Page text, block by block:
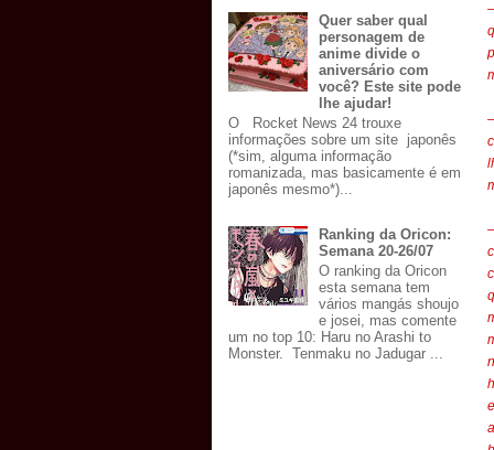
Quer saber qual
personagem de
anime divide o
aniversário com
você? Este site pode
lhe ajudar!
O Rocket News 24 trouxe
informações sobre um site japonês
(*sim, alguma informação
romanizada, mas basicamente é em
japonês mesmo*)...
Ranking da Oricon:
Semana 20-26/07
O ranking da Oricon
esta semana tem
vários mangás shoujo
e josei, mas comente
um no top 10: Haru no Arashi to
Monster. Tenmaku no Jadugar ...